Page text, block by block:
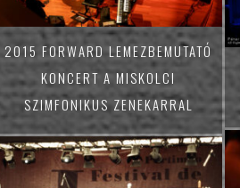
2015 FORWARD LEMEZBEMUTATÓ
KONCERT A MISKOLCI
SZIMFONIKUS ZENEKARRAL